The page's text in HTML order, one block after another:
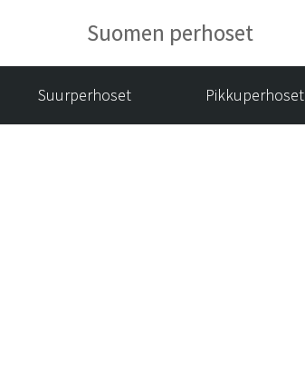
Suomen perhoset
Suurperhoset Pikkuperhoset